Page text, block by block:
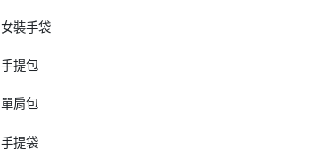
女裝手袋
手提包
單肩包
手提袋